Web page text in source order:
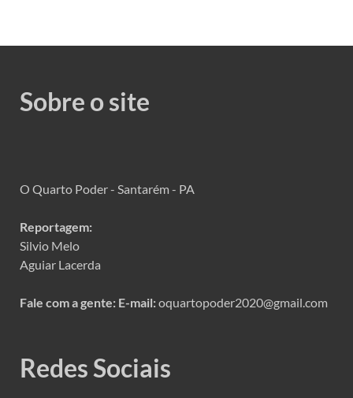
Sobre o site
O Quarto Poder - Santarém - PA
Reportagem:
Silvio Melo
Aguiar Lacerda
Fale com a gente: E-mail:oquartopoder2020@gmail.com
Redes Sociais